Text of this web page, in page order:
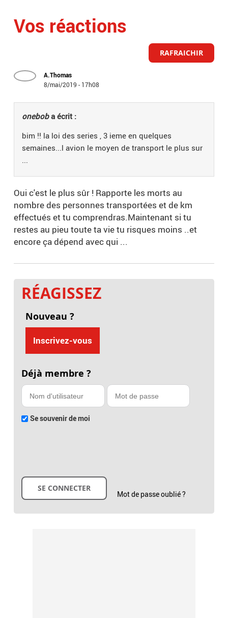
Vos réactions
RAFRAICHIR
A.Thomas
8/mai/2019 - 17h08
oneboba écrit :
bim !! la loi des series , 3 ieme en quelques
semaines...l avion le moyen de transport le plus sur
...
Oui c'est le plus sûr ! Rapporte les morts au
nombre des personnes transportées et de km
effectués et tu comprendras.Maintenant si tu
restes au pieu toute ta vie tu risques moins ..et
encore ça dépend avec qui ...
RÉAGISSEZ
Nouveau ?
Inscrivez-vous
Déjà membre ?
Se souvenir de moi
Mot de passe oublié ?